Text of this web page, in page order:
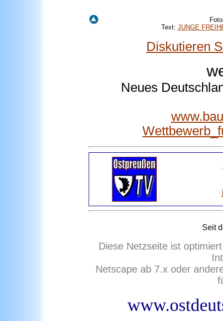
Text: JUNGE
Diskutieren
Neues
Seit
Diese Netzseite ist
Netscape ab 7.x oder